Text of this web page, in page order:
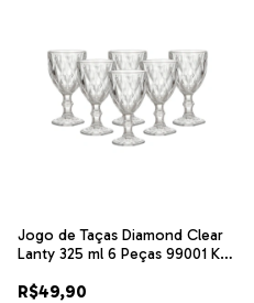
Jogo de Taças Diamond Clear
Lanty 325 ml 6 Peças 99001 Ke
R$49,90